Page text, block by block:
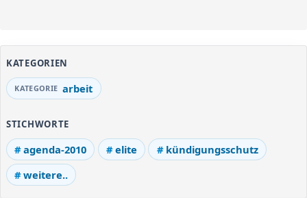
KATEGORIEN
arbeit
STICHWORTE
agenda-2010 elite
kündigungsschutz
weitere..